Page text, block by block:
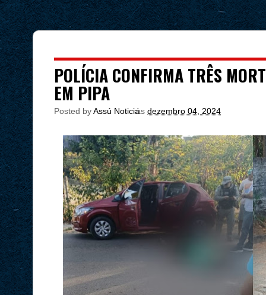
POLÍCIA CONFIRMA TRÊS
EM PIPA
Posted byAssú Noticia
às dezembro 04, 2024